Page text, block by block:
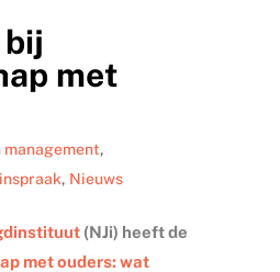
met
management,
, Nieuws
(NJi) heeft de
met ouders: wat